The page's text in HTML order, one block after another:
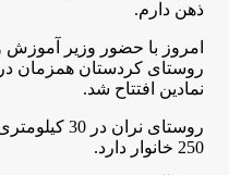
ذهن دارم.
روستای کردستان همزمان
نمادین افتتاح شد.
روستای نران
250 خانوار دارد
.